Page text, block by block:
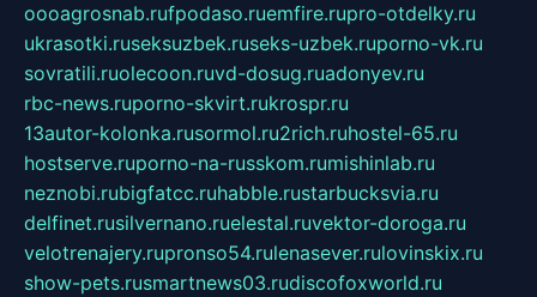
oooagrosnab.rufpodaso.ruemfire.rupro-otdelky.ru
ukrasotki.ruseksuzbek.ruseks-uzbek.ruporno-vk.ru
sovratili.ruolecoon.ruvd-dosug.ruadonyev.ru
rbc-news.ruporno-skvirt.rukrospr.ru
13autor-kolonka.rusormol.ru2rich.ruhostel-65.ru
hostserve.ruporno-na-russkom.rumishinlab.ru
neznobi.rubigfatcc.ruhabble.rustarbucksvia.ru
delfinet.rusilvernano.ruelestal.ruvektor-doroga.ru
velotrenajery.rupronso54.rulenasever.rulovinskix.ru
show-pets.rusmartnews03.rudiscofoxworld.ru